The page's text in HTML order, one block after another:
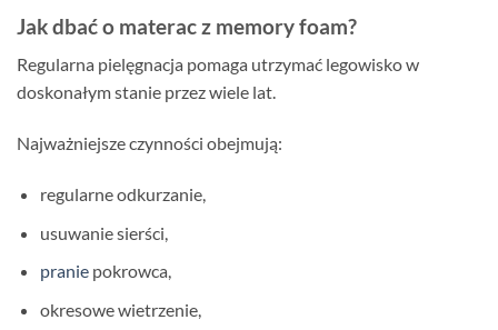
Jak dbać o materac z memory foam?
Regularna pielęgnacja pomaga utrzymać legowisko w
doskonałym stanie przez wiele lat.
Najważniejsze czynności obejmują:
regularne odkurzanie,
usuwanie sierści,
praniepokrowca,
okresowe wietrzenie,